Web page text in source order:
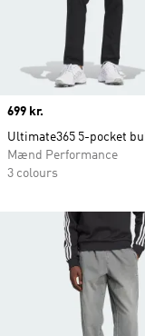
Price
699 kr.
Ultimate365 5-pocket
Mænd Performance
3 colours